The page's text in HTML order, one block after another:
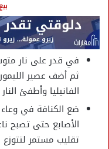
في قدر على نار
الفانيليا وأطفئ
ضع الكنافة في وعاء
الأصابع حتى تصبح
تقليب مستمر